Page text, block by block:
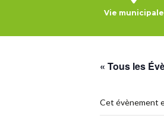
Vie municipale
« Tous les
Cet évènement